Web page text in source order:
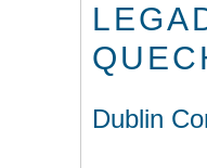
Dublin